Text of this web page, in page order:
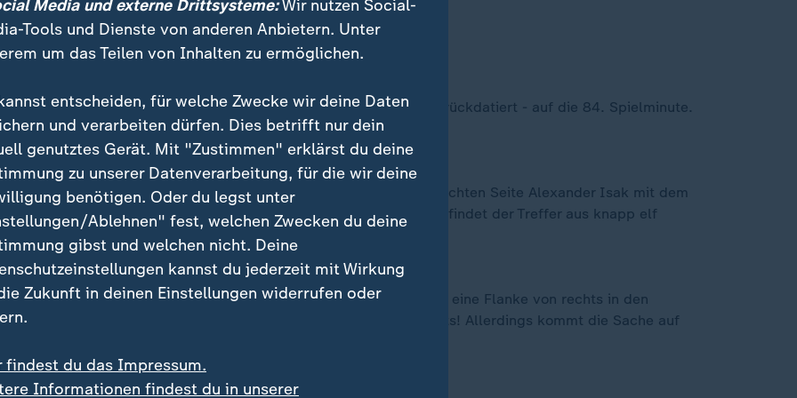
in Anspruch genommen hat, wird das Tor natürlich offiziell zurückdatiert - auf die 84. Spielminute.
den Monitor gebeten und erkennt, dass bei der Flanke von der rechten Seite Alexander Isak mit dem
Moment stand Mattias Svanberg dann eben nicht im Abseits. So findet der Treffer aus knapp elf
trifft zum dritten Mal im Nationaltrikot.
wenige Sekunden ist Mattias Svanberg auf dem Platz, da fliegt eine Flanke von rechts in den
Und das Ding ist drin! Doch die Fahne geht hoch - Abseits! Allerdings kommt die Sache auf
Media und externe Drittsysteme:Wir nutzen Social-
Tools und Dienste von anderen Anbietern. Unter
um das Teilen von Inhalten zu ermöglichen.
entscheiden, für welche Zwecke wir deine Daten
und verarbeiten dürfen. Dies betrifft nur dein
genutztes Gerät. Mit "Zustimmen" erklärst du deine
zu unserer Datenverarbeitung, für die wir deine
benötigen. Oder du legst unter
Ablehnen" fest, welchen Zwecken du deine
gibst und welchen nicht. Deine
kannst du jederzeit mit Wirkung
Zukunft in deinen Einstellungen widerrufen oder
findest du das Impressum.
Informationen findest du in unserer